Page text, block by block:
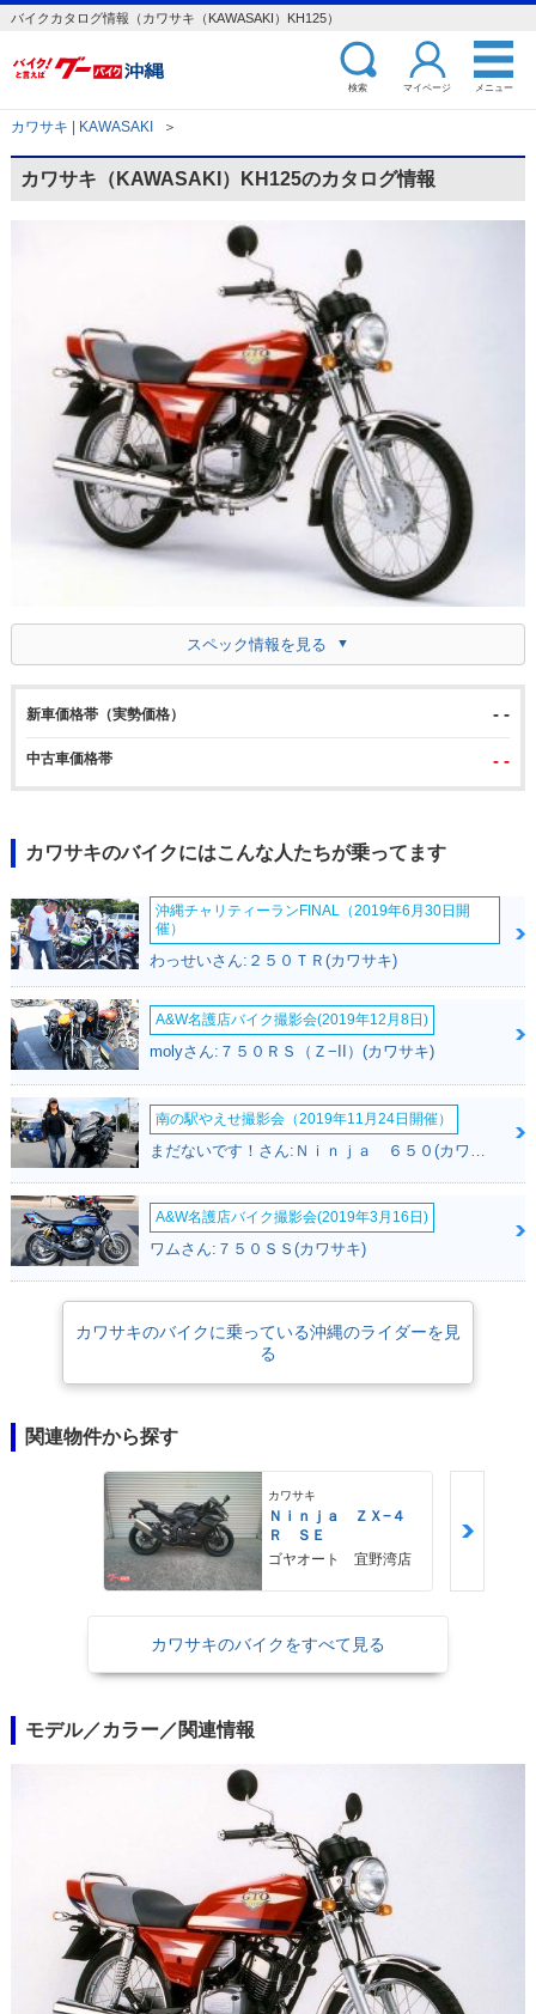
バイクカタログ情報（カワサキ（KAWASAKI）KH125）
検索 マイページ メニュー
カワサキ | KAWASAKI ＞
カワサキ（KAWASAKI）KH125のカタログ情報
スペック情報を見る
新車価格帯（実勢価格） - -
中古車価格帯 - -
カワサキのバイクにはこんな人たちが乗ってます
沖縄チャリティーランFINAL（2019年6月30日開
催）
わっせいさん:２５０ＴＲ(カワサキ)
A&W名護店バイク撮影会(2019年12月8日)
molyさん:７５０ＲＳ（Ｚ−II）(カワサキ)
南の駅やえせ撮影会（2019年11月24日開催）
A&W名護店バイク撮影会(2019年3月16日)
ワムさん:７５０ＳＳ(カワサキ)
カワサキのバイクに乗っている沖縄のライダーを見
る
関連物件から探す
カワサキ
Ｎｉｎｊａ ＺＸ−４
Ｒ ＳＥ
ゴヤオート 宜野湾店
カワサキのバイクをすべて見る
モデル／カラー／関連情報